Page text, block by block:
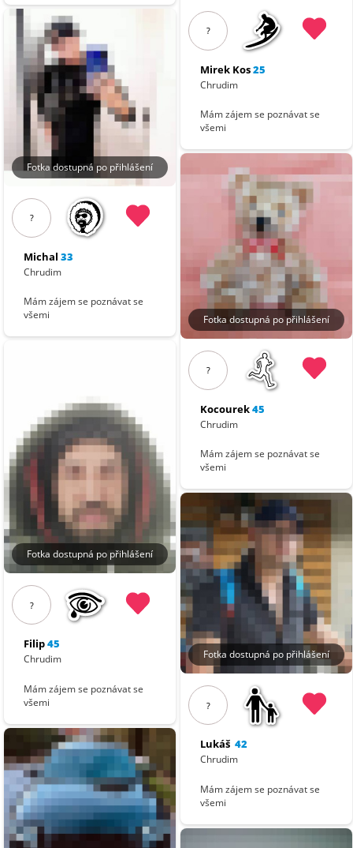
Fotka dostupná po přihlášení
?
Michal 33
Chrudim
Mám zájem se poznávat se
všemi
Fotka dostupná po přihlášení
?
Filip45
Chrudim
Mám zájem se poznávat se
všemi
?
Mirek Kos25
Chrudim
Mám zájem se poznávat se
všemi
Fotka dostupná po přihlášení
?
Kocourek45
Chrudim
Mám zájem se poznávat se
všemi
Fotka dostupná po přihlášení
?
Lukáš 42
Chrudim
Mám zájem se poznávat se
všemi